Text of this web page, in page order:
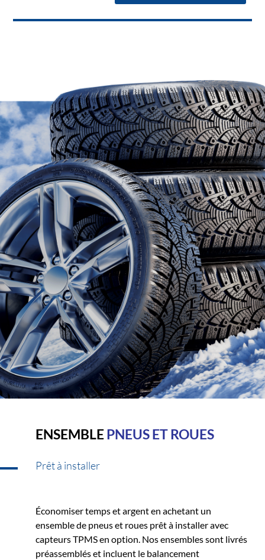
ENSEMBLEPNEUS ET ROUES
Prêt à installer
Économiser temps et argent en achetant un
ensemble de pneus et roues prêt à installer avec
capteurs TPMS en option. Nos ensembles sont livrés
préassemblés et incluent le balancement